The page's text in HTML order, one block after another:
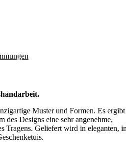
Muster und Formen. Es ergibt
des Designs eine sehr angenehme,
Tragens. Geliefert wird in eleganten,